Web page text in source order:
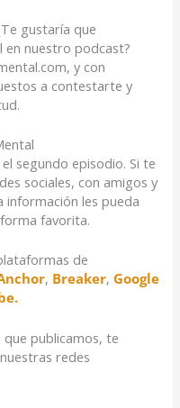
gustaría que
en nuestro podcast?
y con
a contestarte y
segundo episodio. Si te
sociales, con amigos y
información les pueda
favorita.
de
, Breaker,Google
publicamos, te
redes